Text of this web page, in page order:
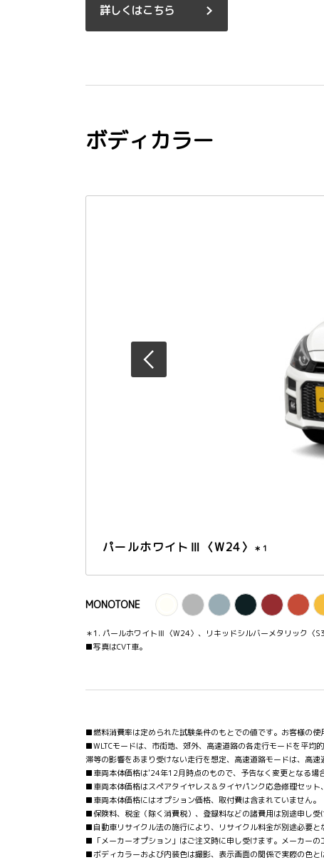
詳しくはこちら
ボディカラー
パールホワイトⅢ〈W24〉 ＊1
MONOTONE
＊1. パールホワイトⅢ〈W24〉、リキッドシルバーメタリック〈
■写真はCVT車。
■燃料消費率は定められた試験条件のもとでの値です。お客様の
■WLTCモードは、市街地、郊外、高速道路の各走行モードを平均
滞等の影響をあまり受けない走行を想定、高速道路モードは、高速
■車両本体価格は'24年12月時点のもので、予告なく変更となる場
■車両本体価格はスペアタイヤレス＆タイヤパンク応急修理セット
■車両本体価格にはオプション価格、取付費は含まれていません。
■保険料、税金（除く消費税）、登録料などの諸費用は別途申し受
■自動車リサイクル法の施行により、リサイクル料金が別途必要と
■「メーカーオプション」はご注文時に申し受けます。メーカー
■ボディカラーおよび内装色は撮影、表示画面の関係で実際の色